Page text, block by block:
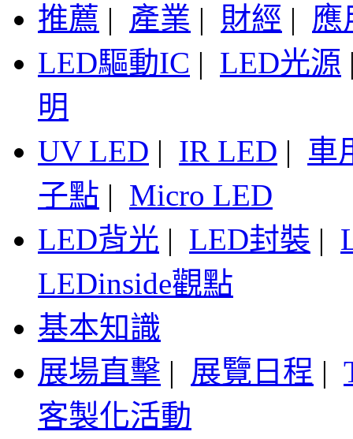
推薦 | 產業 | 財經 | 應
LED驅動IC | LED光源
明
UV LED | IR LED | 車
子點 | Micro LED
LED背光 | LED封裝 |
LEDinside觀點
基本知識
展場直擊 | 展覽日程 |
客製化活動